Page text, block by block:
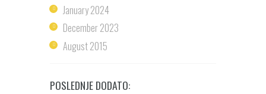
January2024
December2023
August2015
POSLEDNJE DODATO: